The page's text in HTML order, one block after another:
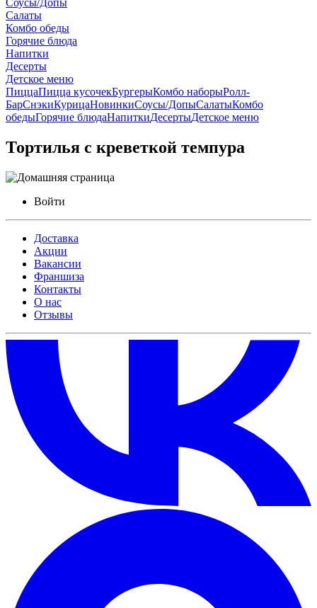
Соусы/Допы
Салаты
Комбо обеды
Горячие блюда
Напитки
Десерты
Детское меню
ПиццаПицца кусочекБургерыКомбо наборыРолл-
БарСнэкиКурицаНовинкиСоусы/ДопыСалатыКомбо
обедыГорячие блюдаНапиткиДесертыДетское меню
Тортилья с креветкой темпура
Войти
Доставка
Акции
Вакансии
Франшиза
Контакты
О нас
Отзывы